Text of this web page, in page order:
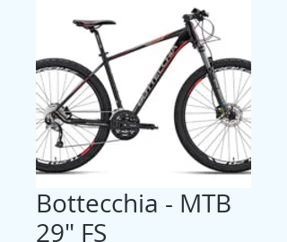
Bottecchia - MTB
29″ FS